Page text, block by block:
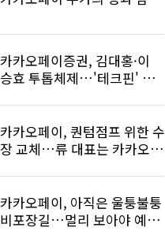
카카오페이증권, 김대홍·이
승효 투톱체제…'테크핀' 입
카카오페이, 퀀텀점프 위한 수
장 교체…류 대표는 카카오
카카오페이, 아직은 울퉁불퉁
비포장길…멀리 보아야 예쁘